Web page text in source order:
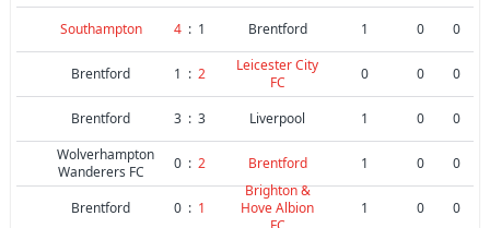
Southampton 4 : 1 Brentford 1 0 0
Brentford 1 : 2
Leicester City
FC
0 0 0
Brentford 3 : 3 Liverpool 1 0
0
Wolverhampton
Wanderers FC
0 : 2 Brentford 1 0 0
Brentford 0 : 1
Brighton &
Hove Albion
1 0 0